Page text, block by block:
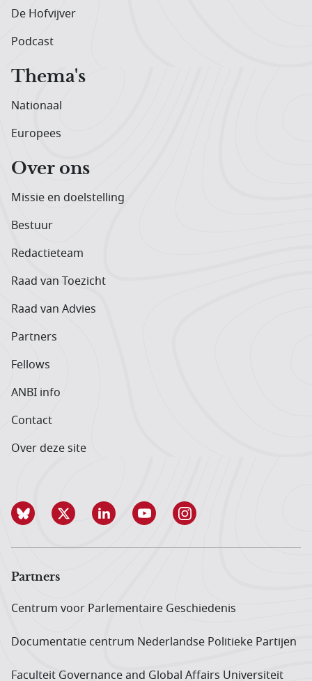
De Hofvijver
Podcast
Thema's
Nationaal
Europees
Over ons
Missie en doelstelling
Bestuur
Redactieteam
Raad van Toezicht
Raad van Advies
Partners
Fellows
ANBI info
Contact
Over deze site
Partners
Centrum voor Parlementaire Geschiedenis
Documentatie centrum Neder­landse Politieke Partijen
Faculteit Governance and Global Affairs Universiteit